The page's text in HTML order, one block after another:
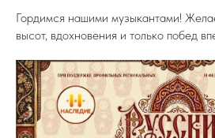
Гордимся нашими музыкантами!
высот, вдохновения и только побед